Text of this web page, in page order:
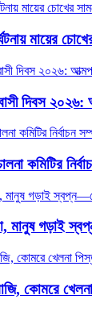
মায়ের
দিবস ২০২৬:
কমিটির
মানুষ গড়াই
কোমরে